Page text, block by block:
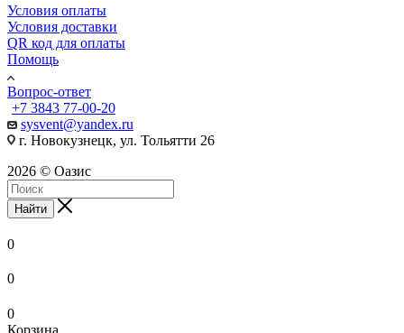
Условия оплаты
Условия доставки
QR код для оплаты
Помощь
Вопрос-ответ
+7 3843 77-00-20
sysvent@yandex.ru
г. Новокузнецк, ул. Тольятти 26
2026 © Оазис
Найти
0
0
0
Корзина